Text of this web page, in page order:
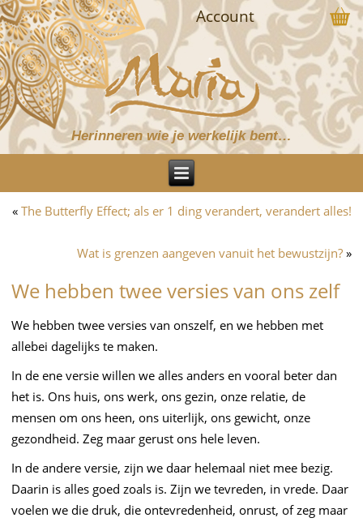
Herinneren wie je werkelijk bent…
Account
« The Butterfly Effect; als er 1 ding verandert, verandert alles!
Wat is grenzen aangeven vanuit het bewustzijn?»
We hebben twee versies van ons zelf
We hebben twee versies van onszelf, en we hebben met
allebei dagelijks te maken.
In de ene versie willen we alles anders en vooral beter dan
het is. Ons huis, ons werk, ons gezin, onze relatie, de
mensen om ons heen, ons uiterlijk, ons gewicht, onze
gezondheid. Zeg maar gerust ons hele leven.
In de andere versie, zijn we daar helemaal niet mee bezig.
Daarin is alles goed zoals is. Zijn we tevreden, in vrede. Daar
voelen we die druk, die ontevredenheid, onrust, of zeg maar